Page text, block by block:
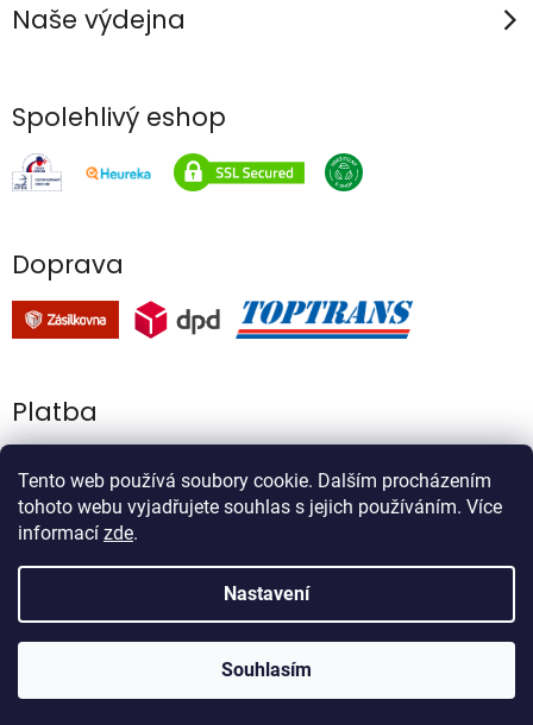
Tento web používá soubory cookie. Dalším procházením
tohoto webu vyjadřujete souhlas s jejich používáním. Více
informací zde.
Nastavení
Souhlasím
U nás jen otužilé české sazenice, žádné choulostivé holandské
Naše výdejna
Spolehlivý eshop
Doprava
Platba
Vytvořil Shoptet
Upravit nastavení cookies